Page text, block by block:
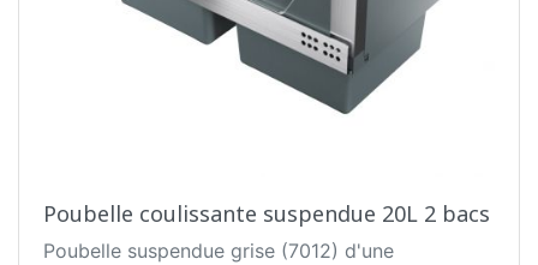
Poubelle coulissante suspendue 20L 2 bacs
Poubelle suspendue grise (7012) d'une